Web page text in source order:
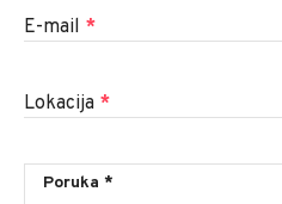
E-mail *
Lokacija *